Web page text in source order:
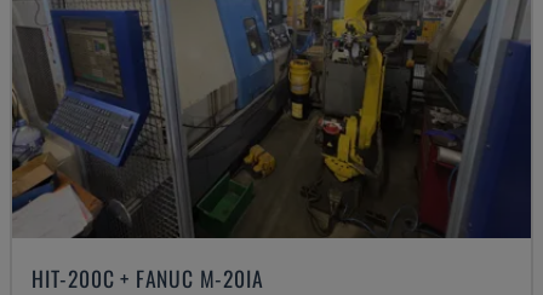
HIT-200C + FANUC M-20IA